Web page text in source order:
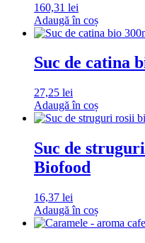
160,31 lei
Adaugă în coș
Suc de catina
27,25 lei
Adaugă în coș
Suc de
Biofood
16,37 lei
Adaugă în coș